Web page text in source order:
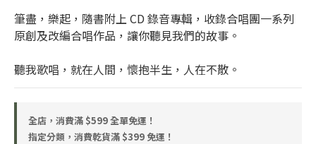
筆盡，樂起，隨書附上 CD 錄音專輯，收錄合唱團一系列
原創及改編合唱作品，讓你聽見我們的故事。
聽我歌唱，就在人間，懷抱半生，人在不散。
全店，消費滿 $599 全單免運！
指定分類，消費乾貨滿 $399 免運！